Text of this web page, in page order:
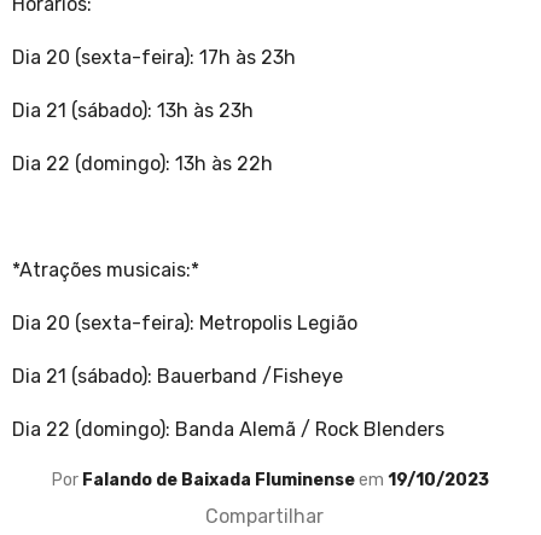
Horários:
Dia 20 (sexta-feira): 17h às 23h
Dia 21 (sábado): 13h às 23h
Dia 22 (domingo): 13h às 22h
*Atrações musicais:*
Dia 20 (sexta-feira): Metropolis Legião
Dia 21 (sábado): Bauerband /Fisheye
Dia 22 (domingo): Banda Alemã / Rock Blenders
Por Falando de Baixada Fluminenseem 19/10/2023
Compartilhar